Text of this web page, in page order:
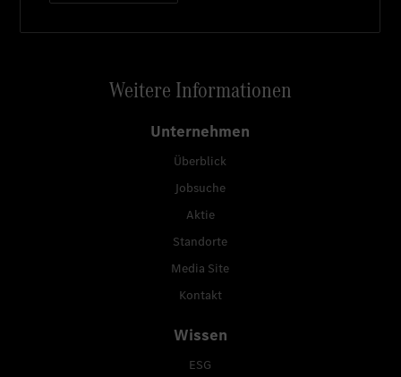
Weitere Informationen
Unternehmen
Überblick
Jobsuche
Aktie
Standorte
Media Site
Kontakt
Wissen
ESG